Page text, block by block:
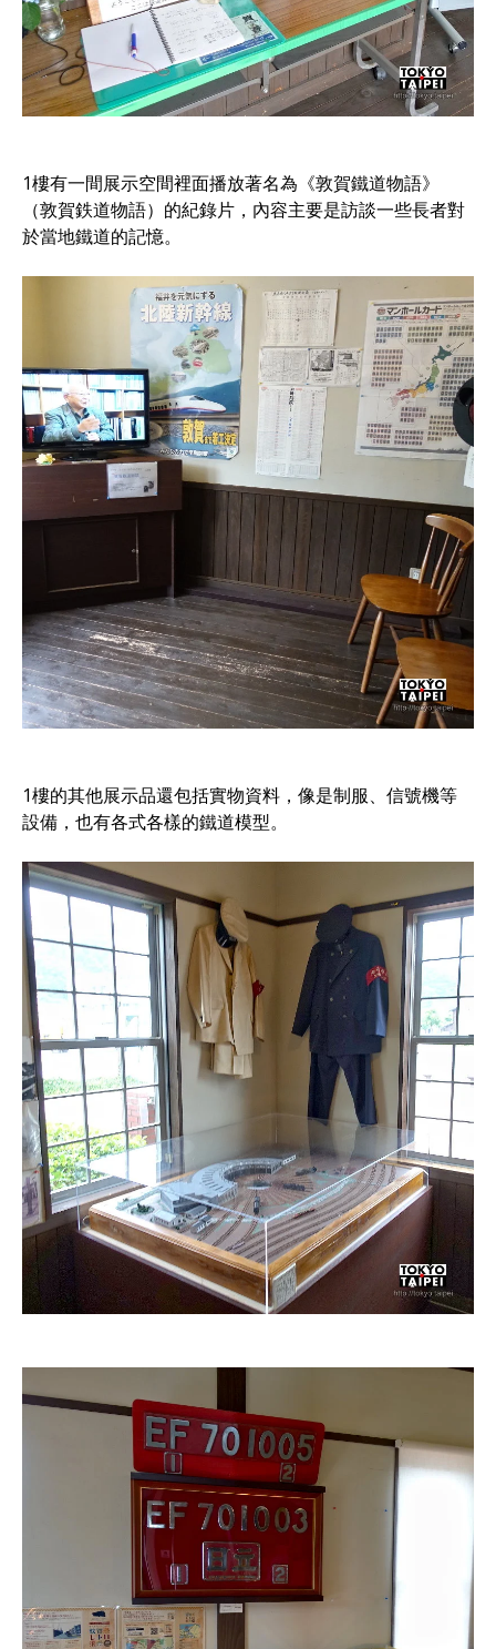
1樓有一間展示空間裡面播放著名為《敦賀鐵道物語》
（敦賀鉄道物語）的紀錄片，內容主要是訪談一些長者對
於當地鐵道的記憶。
1樓的其他展示品還包括實物資料，像是制服、信號機等
設備，也有各式各樣的鐵道模型。